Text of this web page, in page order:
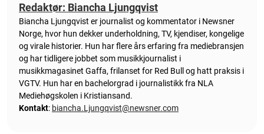
Redaktør: Biancha Ljungqvist
Biancha Ljungqvist er journalist og kommentator i Newsner
Norge, hvor hun dekker underholdning, TV, kjendiser, kongelige
og virale historier. Hun har flere års erfaring fra mediebransjen
og har tidligere jobbet som musikkjournalist i
musikkmagasinet Gaffa, frilanset for Red Bull og hatt praksis i
VGTV. Hun har en bachelorgrad i journalistikk fra NLA
Mediehøgskolen i Kristiansand.
Kontakt: biancha.Ljungqvist@newsner.com